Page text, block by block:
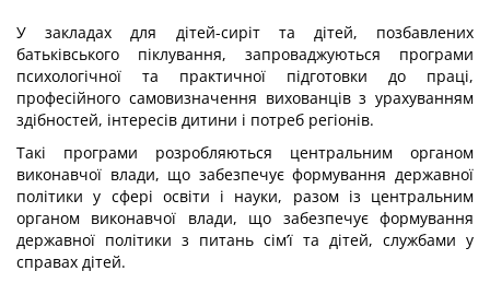
У закладах для дітей-сиріт та дітей, позбавлених
батьківського піклування, запроваджуються програми
психологічної та практичної підготовки до праці,
професійного самовизначення вихованців з урахуванням
здібностей, інтересів дитини і потреб регіонів.
Такі програми розробляються центральним органом
виконавчої влади, що забезпечує формування державної
політики у сфері освіти і науки, разом із центральним
органом виконавчої влади, що забезпечує формування
державної політики з питань сім’ї та дітей, службами у
справах дітей.